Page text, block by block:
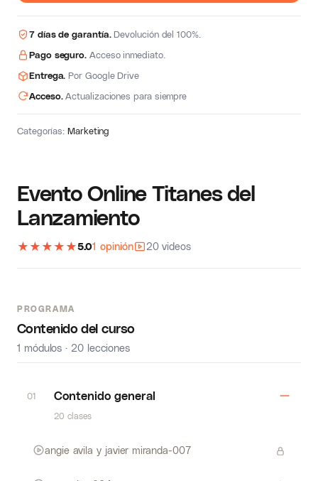
Evento Online Titanes del
Lanzamiento
★ ★ ★ ★ ★5.01 opinión 20 videos
PROGRAMA
Contenido del curso
1 módulos · 20 lecciones
01 Contenido general
20 clases
angie avila y javier miranda-007
7 días de garantía.Devolución del 100%.
Pago seguro. Acceso inmediato.
Entrega. Por Google Drive
Acceso.Actualizaciones para siempre
Categorías:Marketing